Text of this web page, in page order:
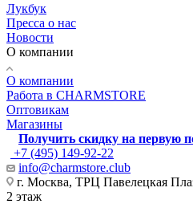
Лукбук
Пресса о нас
Новости
О компании
О компании
Работа в CHARMSTORE
Оптовикам
Магазины
Получить скидку на первую
+7 (495) 149-92-22
info@charmstore.club
г. Москва, ТРЦ Павелецкая
2 этаж